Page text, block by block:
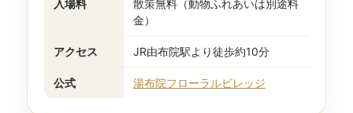
入場料
散策無料（動物ふれあいは別途料
金）
アクセス JR由布院駅より徒歩約10分
公式 湯布院フローラルビレッジ